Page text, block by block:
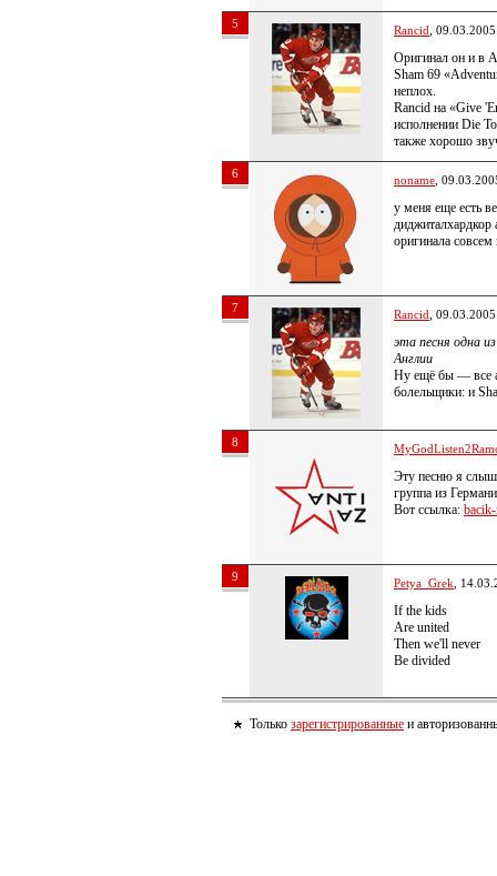
5 Rancid ,
Оригинал он и в
Sham 69
неплох.
Rancid на «Give
исполнении Die
также хорошо
6 noname ,
у меня еще есть
оригинала
7 Rancid ,
эта песня одна
Англии
Ну ещё бы — все
болельщики: и
8
Эту песню я
группа из
Вот ссылка:
9 Petya_Grek ,
If the kids
Are united
Then we'll never
Be divided
Только зарегистрированные и